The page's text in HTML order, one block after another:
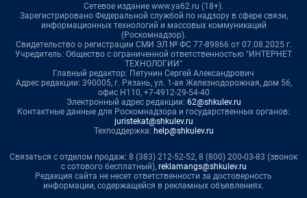
Сетевое издание www.ya62.ru (18+).
Зарегистрировано Федеральной службой по надзору в сфере связи,
информационных технологий и массовых коммуникаций
(Роскомнадзор).
Свидетельство о регистрации СМИ ЭЛ № ФС 77-89866 от 07.08.2025 г.
Учредитель: Общество с ограниченной ответственностью "ИНТЕРНЕТ
ТЕХНОЛОГИИ"
Главный редактор: Петунин Сергей Александрович
Адрес редакции: 390005, г. Рязань, ул. 1-ая Железнодорожная, дом 56,
офис Н110, +7-4912-29-54-40
Электронный адрес редакции: 62@shkulev.ru
Контактные данные для Роскомнадзора и государственных органов:
juristekat@shkulev.ru
Техподдержка: help@shkulev.ru
Связаться с отделом продаж: 8 (383) 212-52-52, 8 (800) 200-03-83 (звонок
с сотового бесплатный), reklamangs@shkulev.ru
Редакция сайта не несет ответственности за достоверность
информации, содержащейся в рекламных объявлениях.